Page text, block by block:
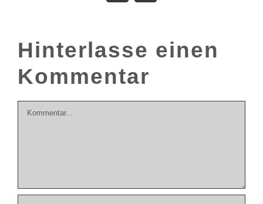
Mail
Hinterlasse einen
Kommentar
Kommentar